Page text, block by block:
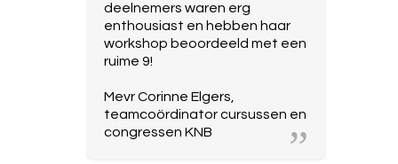
deelnemers waren erg
enthousiast en hebben haar
workshop beoordeeld met een
ruime 9!
Mevr Corinne Elgers,
teamcoördinator cursussen en
congressen KNB